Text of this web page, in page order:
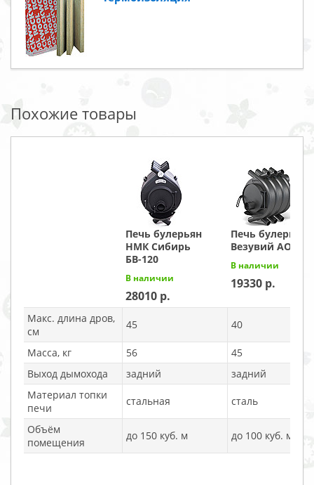
Похожие товары
Печь булерьян
НМК Сибирь
БВ-120
В наличии
28010
Печь булерьян
Везувий АОГТ
В наличии
19330
Макс. длина дров,
см
45 40
Масса, кг 56
45
Выход дымохода
задний
задний
Материал топки
печи
стальная сталь
Объём
помещения
до 150 куб. м до 100 куб. м